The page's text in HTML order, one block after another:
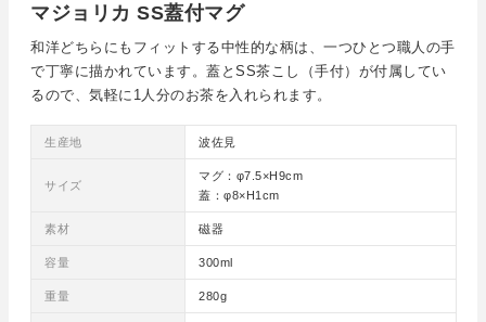
マジョリカ SS蓋付マグ
和洋どちらにもフィットする中性的な柄は、一つひとつ職人の手
で丁寧に描かれています。蓋とSS茶こし（手付）が付属してい
るので、気軽に1人分のお茶を入れられます。
生産地 波佐見
サイズ
マグ：φ7.5×H9cm
蓋：φ8×H1cm
素材 磁器
容量 300ml
重量 280g